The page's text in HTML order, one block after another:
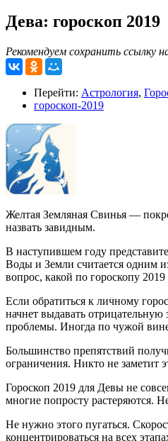
Дева: гороскоп 2019
Рекомендуем сохранить ссылку
Перейти: Астрология,
гороскоп-2019
Желтая Земляная Свинья —
назвать завидным.
В наступившем году
Воды и Земли считается одним
вопрос, какой по гороскопу
Если обратиться к личному
начнет выдавать
проблемы. Иногда по чужой
Большинство препятствий
ограничения. Никто не заметит
Гороскоп 2019 для Девы не
многие попросту растеряются.
Не нужно этого пугаться.
концентрироваться на всех